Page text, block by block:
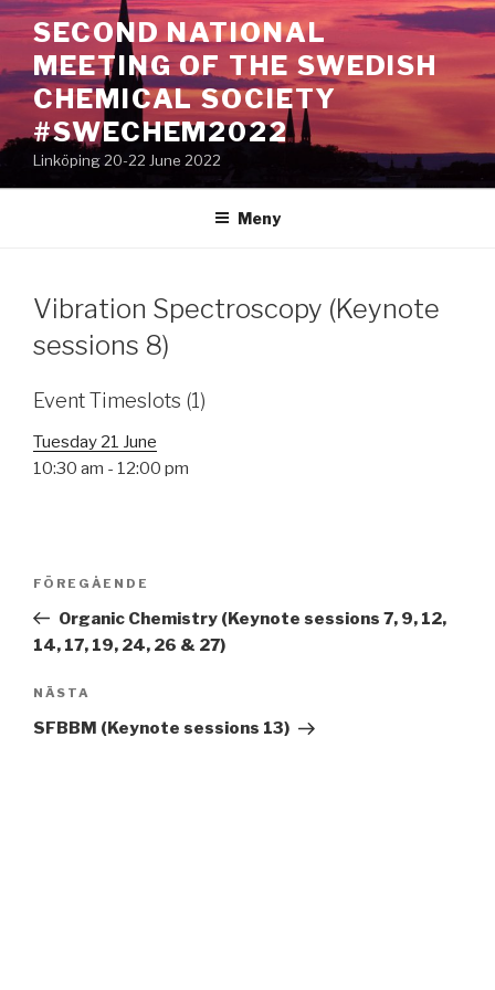
Hoppa
till
innehåll
SECOND NATIONAL
MEETING OF THE SWEDISH
CHEMICAL SOCIETY
#SWECHEM2022
Linköping 20-22 June 2022
Meny
Vibration Spectroscopy (Keynote
sessions 8)
Event Timeslots (1)
Tuesday 21 June
10:30 am - 12:00 pm
Inläggsnavigering
Föregående
inlägg
FÖREGÅENDE
Organic Chemistry (Keynote sessions 7, 9, 12,
14, 17, 19, 24, 26 & 27)
Nästa
inlägg
NÄSTA
SFBBM (Keynote sessions 13)